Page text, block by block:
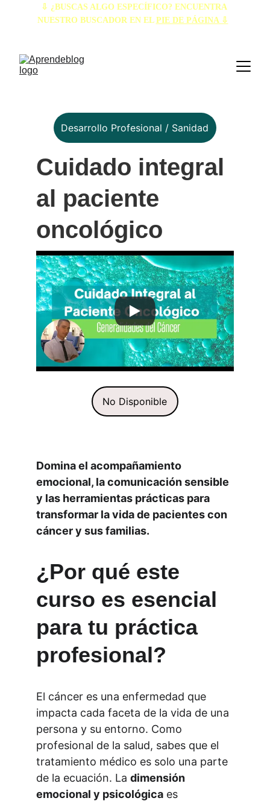
⇩ ¿BUSCAS ALGO ESPECÍFICO? ENCUENTRA
NUESTRO BUSCADOR EN EL PIE DE PÁGINA ⇩
Cuidado integral
al paciente
oncológico
Domina el acompañamiento
emocional, la comunicación sensible
y las herramientas prácticas para
transformar la vida de pacientes con
cáncer y sus familias.
¿Por qué este
curso es esencial
para tu práctica
profesional?
El cáncer es una enfermedad que
impacta cada faceta de la vida de una
persona y su entorno. Como
profesional de la salud, sabes que el
tratamiento médico es solo una parte
de la ecuación. La dimensión
emocional y psicológica es
No Disponible
Desarrollo Profesional / Sanidad